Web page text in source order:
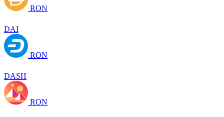
RON
DAI
RON
DASH
RON